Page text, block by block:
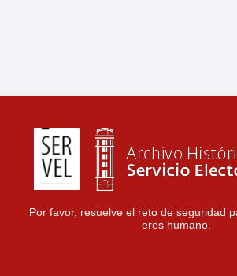
Por favor, resuelve el reto de seguridad
eres humano.